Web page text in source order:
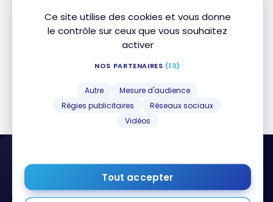
Ce site utilise des cookies et vous donne
le contrôle sur ceux que vous souhaitez
activer
NOS PARTENAIRES (13)
Autre
Mesure d'audience
Régies publicitaires
Réseaux sociaux
Vidéos
Tout accepter
Avis: Salon WestJet Élévation Lounge – Calgary YYC
16 novembre 2020